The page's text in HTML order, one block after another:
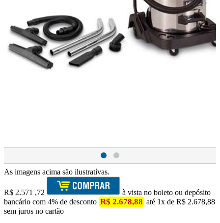
As imagens acima são ilustratívas.
R$ 2.571 ,72
à vista no boleto ou depósito
bancário com 4% de desconto R$ 2.678,88 até 1x de R$ 2.678,88
sem juros no cartão